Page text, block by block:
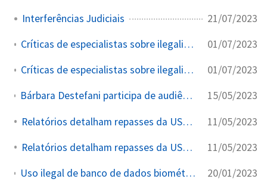
Interferências Judiciais 21/07/2023
Críticas de especialistas sobre ilegalidades e violações constitucionais 01/07/2023
Críticas de especialistas sobre ilegalidades e violações constitucionais 01/07/2023
Bárbara Destefani participa de audiência sobre censura e acaba censurada no YouTube. 15/05/2023
Relatórios detalham repasses da USAID a ONGs 11/05/2023
Relatórios detalham repasses da USAID a ONGs 11/05/2023
Uso ilegal de banco de dados biométricos e redes sociais para classificar detentos 20/01/2023